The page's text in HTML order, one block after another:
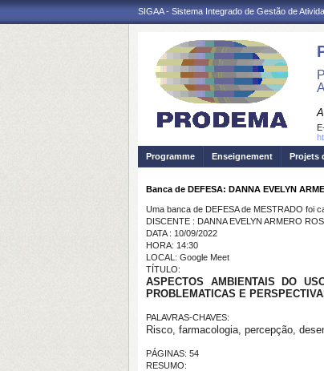
SIGAA - Sistema Integrado de Gestão de
Programme
Enseignement Projets
Banca de DEFESA: DANNA EVELYN
Uma banca de DEFESA de MESTRADO foi
DISCENTE : DANNA EVELYN ARMERO
DATA : 10/09/2022
HORA: 14:30
LOCAL: Google Meet
TÍTULO:
ASPECTOS AMBIENTAIS DO
PROBLEMATICAS E
PALAVRAS-CHAVES:
Risco, farmacologia, percepção,
PÁGINAS: 54
RESUMO: